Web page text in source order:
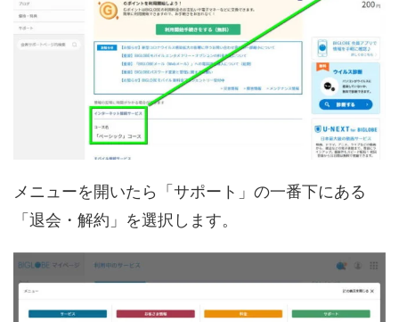
メニューを開いたら「サポート」の一番下にある
「退会・解約」を選択します。